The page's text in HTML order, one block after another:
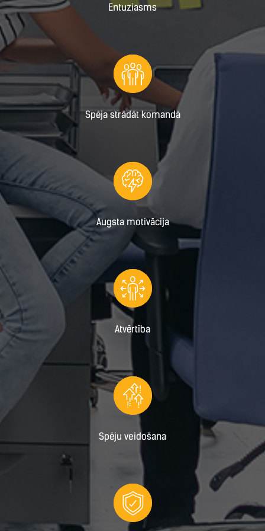
Entuziasms
Spēja strādāt komandā
Augsta motivācija
Atvērtība
Spēju veidošana